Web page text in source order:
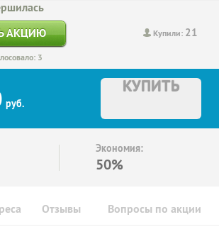
Купили: 21
АКЦИЮ
3
руб.
КУПИТЬ
Экономия:
50%
Отзывы Вопросы по акции